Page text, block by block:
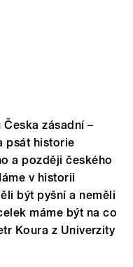
zásadní –
psát historie
a později českého
v historii
být pyšní a neměli
máme být na co
Koura z Univerzity